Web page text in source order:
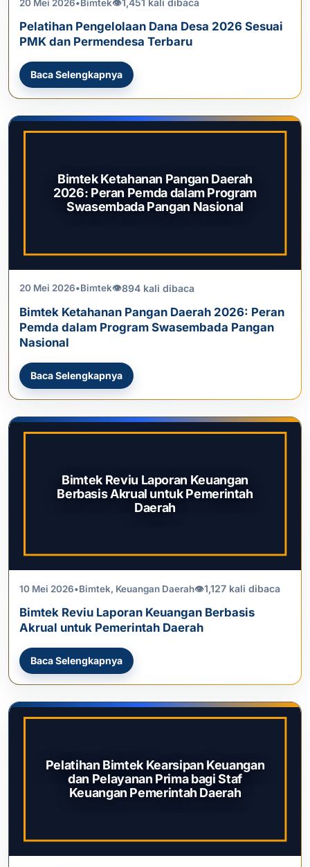
20 Mei 2026•Bimtek👁1,451 kali dibaca
Pelatihan Pengelolaan Dana Desa 2026 Sesuai
PMK dan Permendesa Terbaru
Baca Selengkapnya
Bimtek Ketahanan Pangan Daerah
2026: Peran Pemda dalam Program
Swasembada Pangan Nasional
20 Mei 2026•Bimtek👁894 kali dibaca
Bimtek Ketahanan Pangan Daerah 2026: Peran
Pemda dalam Program Swasembada Pangan
Nasional
Baca Selengkapnya
Bimtek Reviu Laporan Keuangan
Berbasis Akrual untuk Pemerintah
Daerah
10 Mei 2026•Bimtek, Keuangan Daerah👁1,127 kali dibaca
Bimtek Reviu Laporan Keuangan Berbasis
Akrual untuk Pemerintah Daerah
Baca Selengkapnya
Pelatihan Bimtek Kearsipan Keuangan
dan Pelayanan Prima bagi Staf
Keuangan Pemerintah Daerah